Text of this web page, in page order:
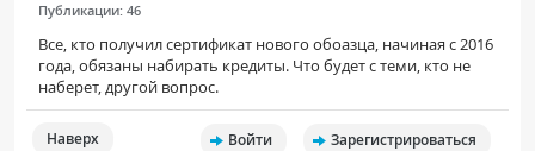
Публикации: 46
Все, кто получил сертификат нового обоазца, начиная с 2016
года, обязаны набирать кредиты. Что будет с теми, кто не
наберет, другой вопрос.
Наверх Войти Зарегистрироваться